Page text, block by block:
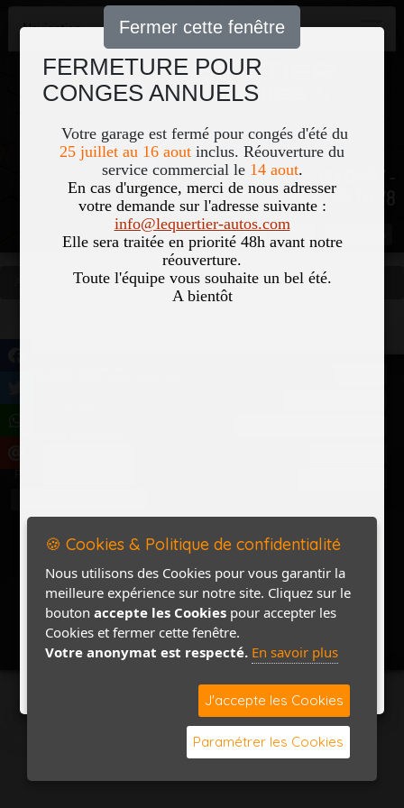
FERMETURE POUR
CONGES ANNUELS
Votre garage est fermé pour congés d'été du
25 juillet au 16 aout inclus. Réouverture du
service commercial le 14 aout.
En cas d'urgence, merci de nous adresser
votre demande sur l'adresse suivante :
info@lequertier-autos.com
Elle sera traitée en priorité 48h avant notre
réouverture.
Toute l'équipe vous souhaite un bel été.
A bientôt
Fermer cette fenêtre
Navigation
51, Le Bourg 50700 COLOMBY -
02 33 40 18 78
Nom Pass
Occasions Vous êtes ici
🍪 Cookies & Politique de confidentialité
Nous utilisons des Cookies pour vous garantir la
meilleure expérience sur notre site. Cliquez sur le
bouton accepte les Cookies pour accepter les
Cookies et fermer cette fenêtre.
Votre anonymat est respecté. En savoir plus
J'accepte les Cookies
Paramétrer les Cookies